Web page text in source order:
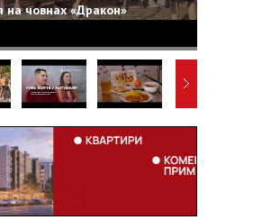
на човнах «Дракон»